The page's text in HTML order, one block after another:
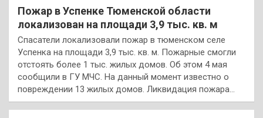
Пожар в Успенке Тюменской области
локализован на площади 3,9 тыс. кв. м
Спасатели локализовали пожар в тюменском селе
Успенка на площади 3,9 тыс. кв. м. Пожарные смогли
отстоять более 1 тыс. жилых домов. Об этом 4 мая
сообщили в ГУ МЧС. На данный момент известно о
повреждении 13 жилых домов. Ликвидация пожара…